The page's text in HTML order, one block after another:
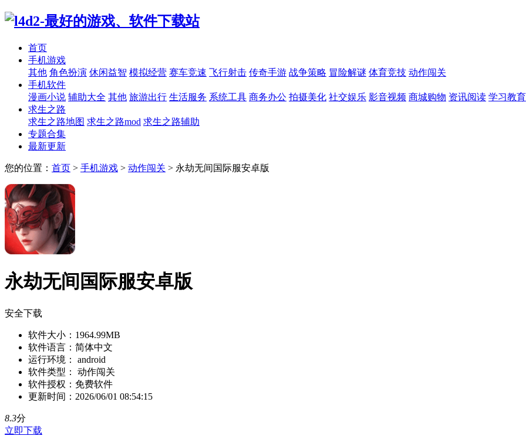
首页
手机游戏
其他 角色扮演 休闲益智 模拟经营 赛车竞速 飞行射击 传奇手游 战争策略 冒险解谜 体育竞技 动作闯关
手机软件
漫画小说 辅助大全 其他 旅游出行 生活服务 系统工具 商务办公 拍摄美化 社交娱乐 影音视频 商城购物 资讯阅读 学习教育
求生之路
求生之路地图 求生之路mod 求生之路辅助
专题合集
最新更新
您的位置： 首页 > 手机游戏 > 动作闯关 > 永劫无间国际服安卓版
永劫无间国际服安卓版
安全下载
软件大小： 1964.99MB
软件语言： 简体中文
运行环境： android
软件类型： 动作闯关
软件授权： 免费软件
更新时间： 2026/06/01 08:54:15
8.3分
立即下载